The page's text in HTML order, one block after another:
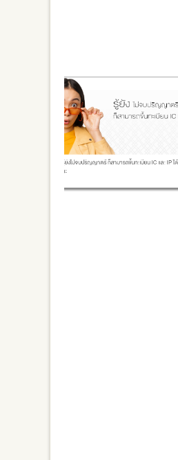
รู้ยังไม่จบปริญญาตรี ก็สามารถขึ้นทะเบียน IC และ IP ได้แล้ว